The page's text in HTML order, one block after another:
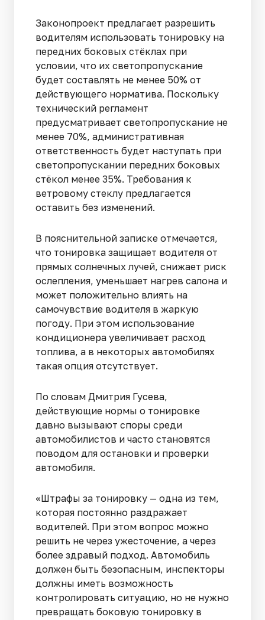
Законопроект предлагает разрешить
водителям использовать тонировку на
передних боковых стёклах при
условии, что их светопропускание
будет составлять не менее 50% от
действующего норматива. Поскольку
технический регламент
предусматривает светопропускание не
менее 70%, административная
ответственность будет наступать при
светопропускании передних боковых
стёкол менее 35%. Требования к
ветровому стеклу предлагается
оставить без изменений.
В пояснительной записке отмечается,
что тонировка защищает водителя от
прямых солнечных лучей, снижает риск
ослепления, уменьшает нагрев салона и
может положительно влиять на
самочувствие водителя в жаркую
погоду. При этом использование
кондиционера увеличивает расход
топлива, а в некоторых автомобилях
такая опция отсутствует.
По словам Дмитрия Гусева,
действующие нормы о тонировке
давно вызывают споры среди
автомобилистов и часто становятся
поводом для остановки и проверки
автомобиля.
«Штрафы за тонировку — одна из тем,
которая постоянно раздражает
водителей. При этом вопрос можно
решить не через ужесточение, а через
более здравый подход. Автомобиль
должен быть безопасным, инспекторы
должны иметь возможность
контролировать ситуацию, но не нужно
превращать боковую тонировку в